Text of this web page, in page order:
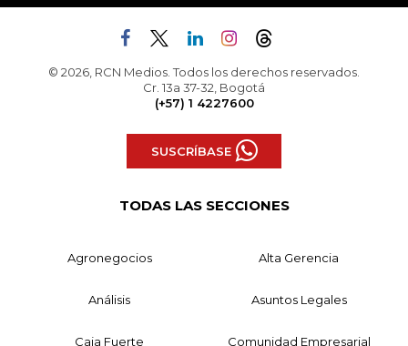
© 2026, RCN Medios. Todos los derechos reservados.
Cr. 13a 37-32, Bogotá
(+57) 1 4227600
SUSCRÍBASE
TODAS LAS SECCIONES
Agronegocios Alta Gerencia
Análisis Asuntos Legales
Caja Fuerte Comunidad Empresarial